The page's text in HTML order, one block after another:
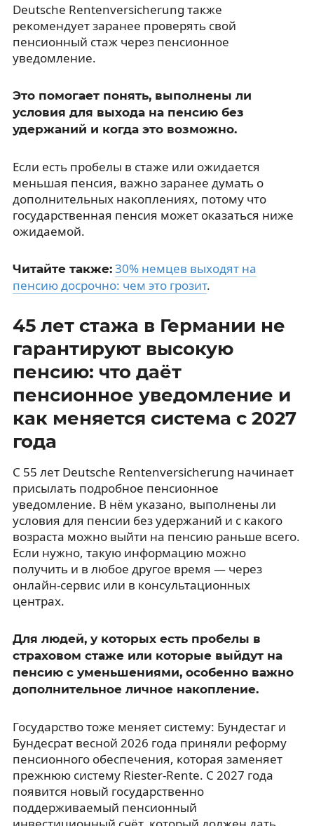
Deutsche Rentenversicherung также
рекомендует заранее проверять свой
пенсионный стаж через пенсионное
уведомление.
Это помогает понять, выполнены ли
условия для выхода на пенсию без
удержаний и когда это возможно.
Если есть пробелы в стаже или ожидается
меньшая пенсия, важно заранее думать о
дополнительных накоплениях, потому что
государственная пенсия может оказаться ниже
ожидаемой.
Читайте также: 30% немцев выходят на
пенсию досрочно: чем это грозит.
45 лет стажа в Германии не
гарантируют высокую
пенсию: что даёт
пенсионное уведомление и
как меняется система с 2027
года
С 55 лет Deutsche Rentenversicherung начинает
присылать подробное пенсионное
уведомление. В нём указано, выполнены ли
условия для пенсии без удержаний и с какого
возраста можно выйти на пенсию раньше всего.
Если нужно, такую информацию можно
получить и в любое другое время — через
онлайн-сервис или в консультационных
центрах.
Для людей, у которых есть пробелы в
страховом стаже или которые выйдут на
пенсию с уменьшениями, особенно важно
дополнительное личное накопление.
Государство тоже меняет систему: Бундестаг и
Бундесрат весной 2026 года приняли реформу
пенсионного обеспечения, которая заменяет
прежнюю систему Riester-Rente. С 2027 года
появится новый государственно
поддерживаемый пенсионный